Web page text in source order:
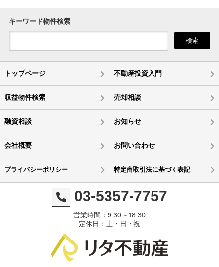
キーワード物件検索
検索
トップページ 不動産投資入門
収益物件検索 売却相談
融資相談 お知らせ
会社概要 お問い合わせ
プライバシーポリシー 特定商取引法に基づく表記
03-5357-7757
営業時間：9:30～18:30
定休日：土・日・祝